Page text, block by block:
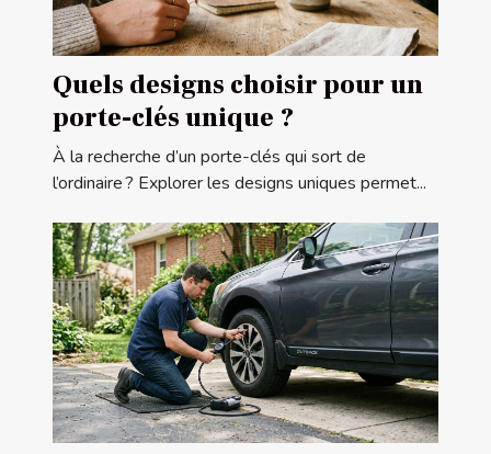
Quels designs choisir pour un
porte-clés unique ?
À la recherche d’un porte-clés qui sort de
l’ordinaire ? Explorer les designs uniques permet...